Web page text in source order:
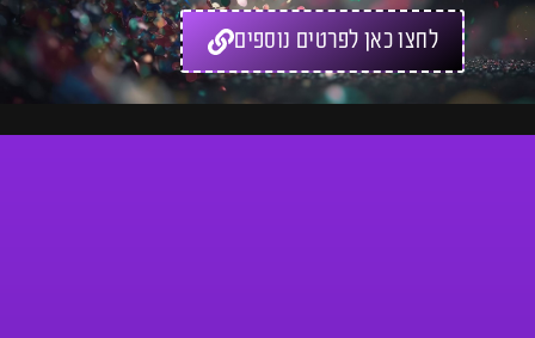
לחצו כאן לפרטים נוספים